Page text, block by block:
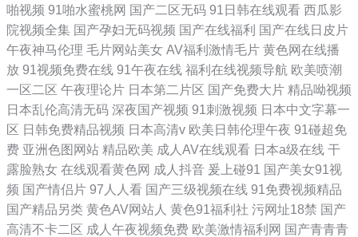
啪视频 91啪水蜜桃网 国产二区无码 91日韩在线观看 西瓜影
院视频全集 国产孕妇无码视频 国产在线福利 国产在线日皮片
午夜神马伦理 毛片网站美女 AV福利激情毛片 黄色网在线播
放 91视频免费在线 91午夜在线 福利在线视频导航 欧美喷潮
一区二区 午夜理论片 日本第二片区 国产免费大片 精品呦视频
日本乱伦高清无码 深夜国产视频 91刺激视频 日本中文字幕一
区 日韩免费精品视频 日本高清v 欧美日韩伦理午夜 91碰超免
费 亚洲色图网站 精品欧美 成人AV在线观看 日本a级在线 干
露脸熟女 在线观看黄色网 成人抖音 爰上碰91 国产美女91视
频 国产情侣片 97人人看 国产三级视频在线 91免费视频精品
国产精品另类 黄色AV网站人 黄色91福利社 污网址18禁 国产
高清不卡二区 成人午夜视频免费 欧美激情福利网 国产青青青